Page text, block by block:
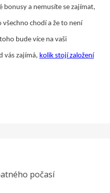
a nemusíte se zajímat,
chodí a že to není
bude více na vaši
vás zajímá, kolik stojí založení
počasí